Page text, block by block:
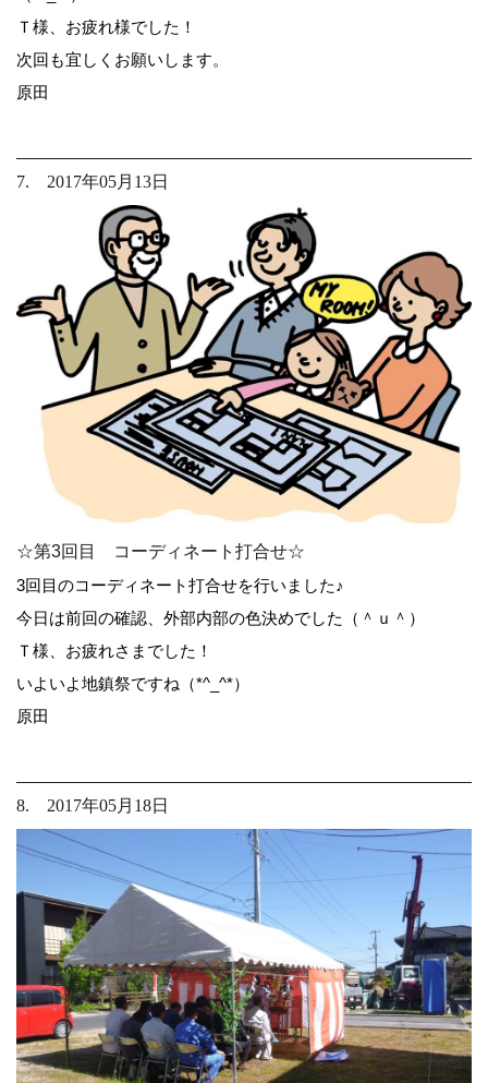
Ｔ様、お疲れ様でした！
次回も宜しくお願いします。
原田
7. 2017年05月13日
☆第3回目 コーディネート打合せ☆
3回目のコーディネート打合せを行いました♪
今日は前回の確認、外部内部の色決めでした（＾ｕ＾）
Ｔ様、お疲れさまでした！
いよいよ地鎮祭ですね（*^_^*）
原田
8. 2017年05月18日